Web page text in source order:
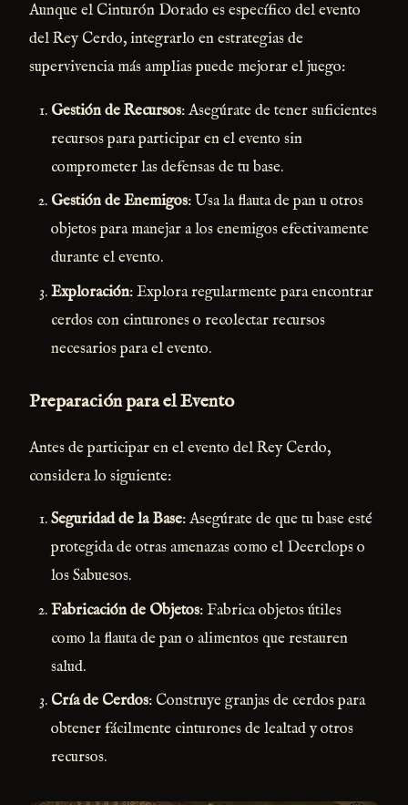
Aunque el Cinturón Dorado es específico del evento
del Rey Cerdo, integrarlo en estrategias de
supervivencia más amplias puede mejorar el juego:
Gestión de Recursos: Asegúrate de tener suficientes
recursos para participar en el evento sin
comprometer las defensas de tu base.
Gestión de Enemigos: Usa la flauta de pan u otros
objetos para manejar a los enemigos efectivamente
durante el evento.
Exploración: Explora regularmente para encontrar
cerdos con cinturones o recolectar recursos
necesarios para el evento.
Preparación para el Evento
Antes de participar en el evento del Rey Cerdo,
considera lo siguiente:
Seguridad de la Base: Asegúrate de que tu base esté
protegida de otras amenazas como el Deerclops o
los Sabuesos.
Fabricación de Objetos: Fabrica objetos útiles
como la flauta de pan o alimentos que restauren
salud.
Cría de Cerdos: Construye granjas de cerdos para
obtener fácilmente cinturones de lealtad y otros
recursos.